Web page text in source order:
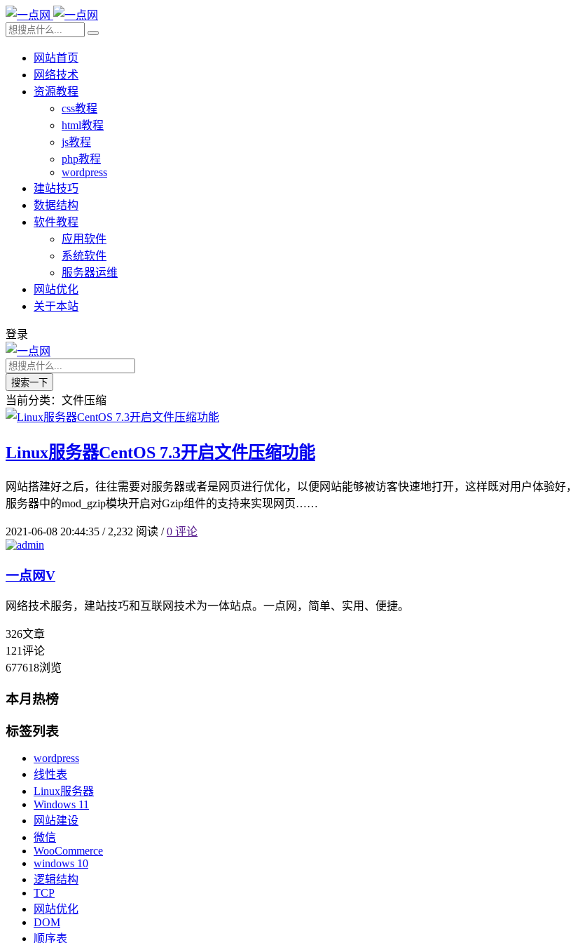
网站首页
网络技术
资源教程
css教程
html教程
js教程
php教程
wordpress
建站技巧
数据结构
软件教程
应用软件
系统软件
服务器运维
网站优化
关于本站
登录
搜索一下
当前分类：文件压缩
Linux服务器CentOS 7.3开启文件压缩功能
网站搭建好之后，往往需要对服务器或者是网页进行优化，以便网站能够被访客快速地打开，这样既对用户体验
服务器中的mod_gzip模块开启对Gzip组件的支持来实现网页……
2021-06-08 20:44:35 /2,232 阅读 / 0 评论
一点网V
网络技术服务，建站技巧和互联网技术为一体站点。一点网，简单、实用、便捷。
326文章
121评论
677618浏览
本月热榜
标签列表
wordpress
线性表
Linux服务器
Windows 11
网站建设
微信
WooCommerce
windows 10
逻辑结构
TCP
网站优化
DOM
顺序表